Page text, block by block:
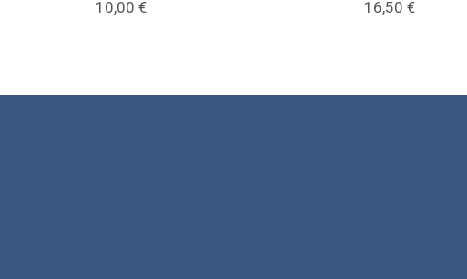
10,00€ 16,50 €